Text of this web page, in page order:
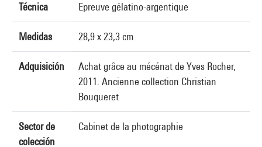
Técnica Epreuve gélatino-argentique
Medidas 28,9 x 23,3 cm
Adquisición
Achat grâce au mécénat de Yves Rocher,
2011. Ancienne collection Christian
Bouqueret
Sector de
colección
Cabinet de la photographie